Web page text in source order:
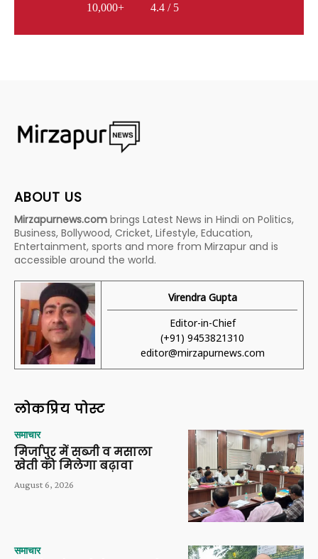
10,000+
4.4 / 5
ABOUT US
Mirzapurnews.com brings Latest News in Hindi on Politics,
Business, Bollywood, Cricket, Lifestyle, Education,
Entertainment, sports and more from Mirzapur and is
accessible around the world.
Virendra Gupta
Editor-in-Chief
(+91) 9453821310
editor@mirzapurnews.com
लोकप्रिय पोस्ट
समाचार
मिर्जापुर में सब्जी व मसाला
खेती को मिलेगा बढ़ावा
August 6, 2026
समाचार